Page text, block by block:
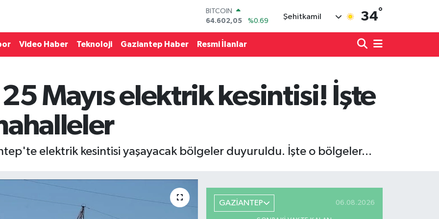
DOLAR
47,5986
%0.06
EURO
55,0700
BİST100
13.703
%0
Şehitkamil 34°
Video Haber Teknoloji Gaziantep Haber Resmi İlanlar
Mayıs elektrik kesintisi! İşte
elektrik kesintisi yaşayacak bölgeler duyuruldu. İşte o bölgeler...
GAZİANTEP 06.08.2026